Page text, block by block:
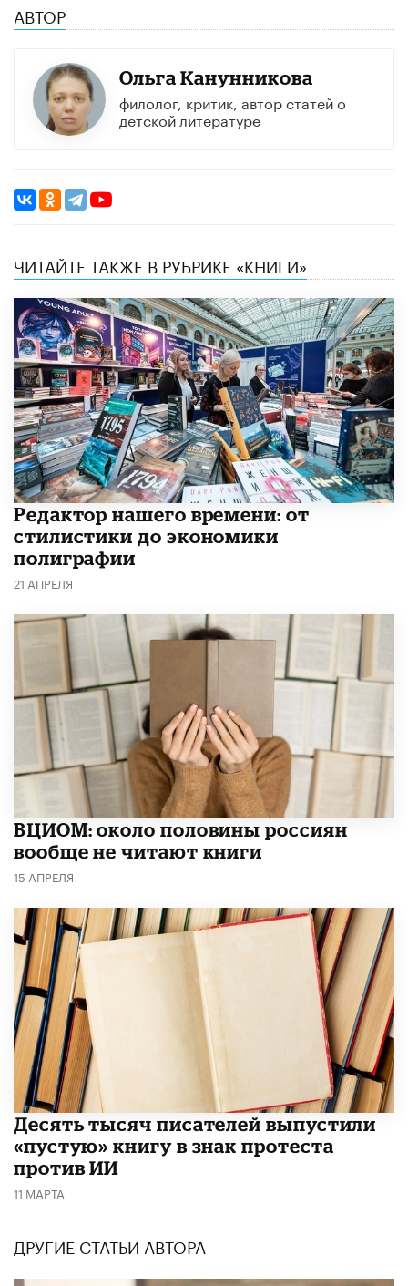
АВТОР
Ольга Канунникова
филолог, критик, автор статей о
детской литературе
ЧИТАЙТЕ ТАКЖЕ В РУБРИКЕ «КНИГИ»
Редактор нашего времени: от
стилистики до экономики
полиграфии
21 АПРЕЛЯ
ВЦИОМ: около половины россиян
вообще не читают книги
15 АПРЕЛЯ
Десять тысяч писателей выпустили
«пустую» книгу в знак протеста
против ИИ
11 МАРТА
ДРУГИЕ СТАТЬИ АВТОРА